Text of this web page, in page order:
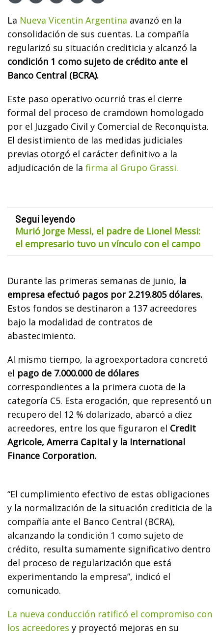
La Nueva Vicentin Argentina avanzó en la
consolidación de sus cuentas. La compañía
regularizó su situación crediticia y alcanzó la
condición 1 como sujeto de crédito ante el
Banco Central (BCRA).
Este paso operativo ocurrió tras el cierre
formal del proceso de cramdown homologado
por el Juzgado Civil y Comercial de Reconquista.
El desistimiento de las medidas judiciales
previas otorgó el carácter definitivo a la
adjudicación de la firma al Grupo Grassi.
Seguí leyendo
Murió Jorge Messi, el padre de Lionel Messi:
el empresario tuvo un vínculo con el campo
Durante las primeras semanas de junio, la
empresa efectuó pagos por 2.219.805 dólares.
Estos fondos se destinaron a 137 acreedores
bajo la modalidad de contratos de
abastecimiento.
Al mismo tiempo, la agroexportadora concretó
el pago de 7.000.000 de dólares
correspondientes a la primera cuota de la
categoría C5. Esta erogación, que representó un
recupero del 12 % dolarizado, abarcó a diez
acreedores, entre los que figuraron el Credit
Agricole, Amerra Capital y la International
Finance Corporation.
“El cumplimiento efectivo de estas obligaciones
y la normalización de la situación crediticia de la
compañía ante el Banco Central (BCRA),
alcanzando la condición 1 como sujeto de
crédito, resulta sumamente significativo dentro
del proceso de regularización que está
experimentando la empresa”, indicó el
comunicado.
La nueva conducción ratificó el compromiso con
los acreedores y proyectó mejoras en su